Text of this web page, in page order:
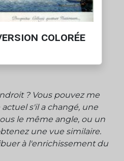
colorée
? Vous pouvez me
s'il a changé, une
le même angle, ou un
une vue similaire.
à l'enrichissement du